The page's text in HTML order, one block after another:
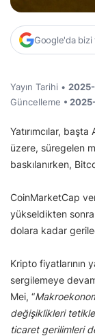
Google'da
Yayın Tarihi •
Güncelleme •
Yatırımcılar,
üzere, süregelen
baskılanırken,
CoinMarketCap
yükseldikten
dolara kadar
Kripto fiyatlarının
sergilemeye
Mei, “
değişiklikleri
ticaret gerilimleri